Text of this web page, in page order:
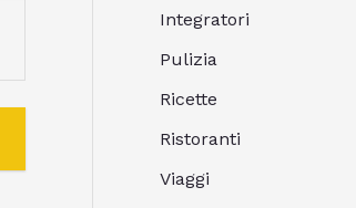
Integratori
Pulizia
Ricette
Ristoranti
Viaggi